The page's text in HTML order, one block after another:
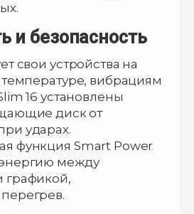
и безопасность
свои устройства на
температуре, вибрациям
16 установлены
диск от
ударах.
функция Smart Power
между
графикой,